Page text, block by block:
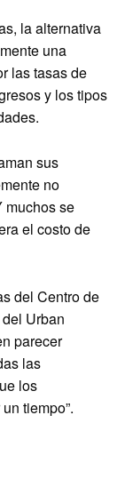
la alternativa
una
las tasas de
y los tipos
sus
no
muchos se
el costo de
del Centro de
Urban
parecer
las
los
tiempo”.